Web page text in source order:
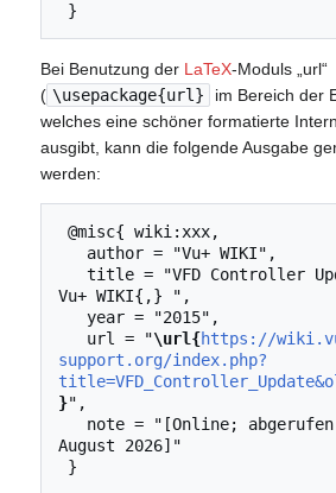
Bei Benutzung der LaTeX-Moduls „url“
( \usepackage{url}
im Bereich der
welches eine schöner formatierte
ausgibt, kann die folgende Ausgabe
werden:
Vu+ WIKI{,} ",
   url = "
\url{https://
support.org/index.php?
}",
August 2026]"